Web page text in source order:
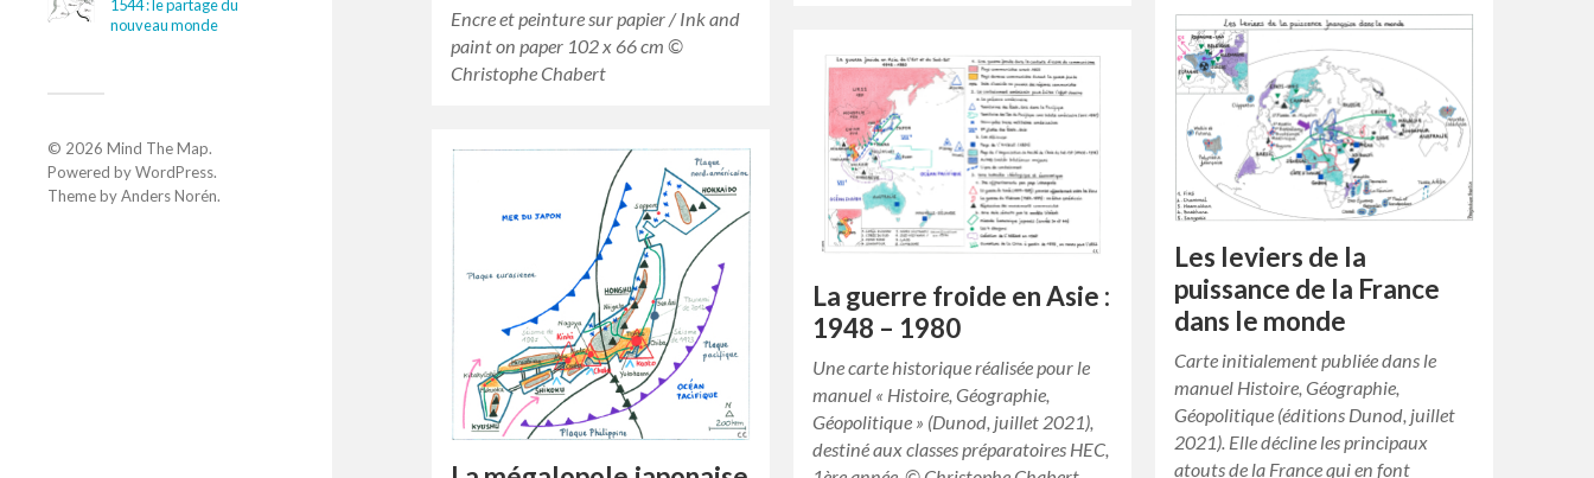
1544 : le partage du
nouveau monde
© 2026 Mind The Map.
Powered byWordPress.
Theme byAnders Norén.
Encre et peinture sur papier / Ink and
paint on paper 102 x 66 cm ©
Christophe Chabert
Les leviers de la
puissance de la France
dans le monde
Carte initialement publiée dans le
manuel Histoire, Géographie,
Géopolitique (éditions Dunod, juillet
2021). Elle décline les principaux
atouts de la France qui en font
La guerre froide en Asie :
1948 – 1980
Une carte historique réalisée pour le
manuel « Histoire, Géographie,
Géopolitique » (Dunod, juillet 2021),
destiné aux classes préparatoires HEC,